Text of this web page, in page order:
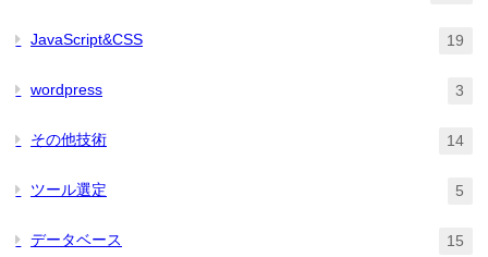
JavaScript&CSS 19
wordpress 3
その他技術 14
ツール選定 5
データベース 15